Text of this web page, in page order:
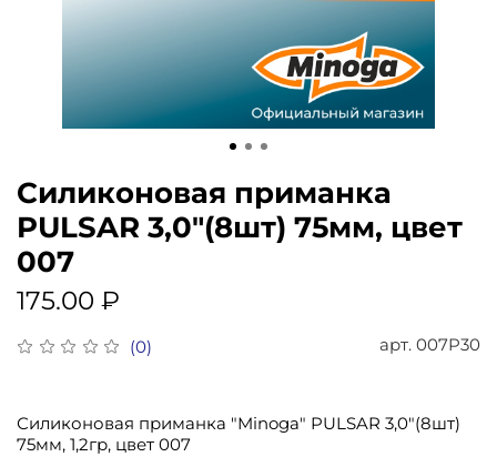
(0) арт. 007P30
Силиконовая приманка
PULSAR 3,0"(8шт) 75мм, цвет
007
175.00 ₽
Силиконовая приманка "Minoga" PULSAR 3,0"(8шт)
75мм, 1,2гр, цвет 007